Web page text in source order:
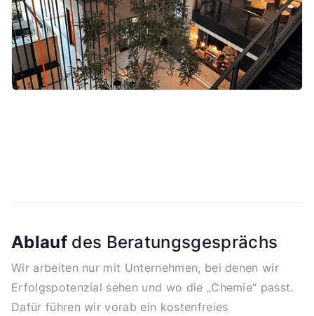
Ablaufdes Beratungsgesprächs
Wir arbeiten nur mit Unternehmen, bei denen wir
Erfolgspotenzial sehen und wo die „Chemie“ passt.
Dafür führen wir vorab ein kostenfreies